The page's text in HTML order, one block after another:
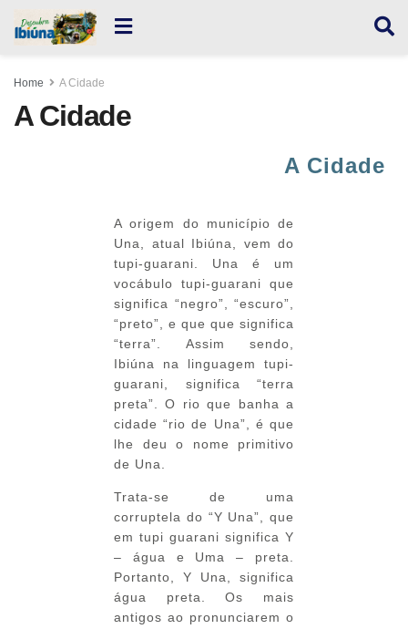
Home A Cidade
A Cidade
A Cidade
A origem do município de
Una, atual Ibiúna, vem do
tupi-guarani. Una é um
vocábulo tupi-guarani que
significa “negro”, “escuro”,
“preto”, e que que significa
“terra”. Assim sendo,
Ibiúna na linguagem tupi-
guarani, significa “terra
preta”. O rio que banha a
cidade “rio de Una”, é que
lhe deu o nome primitivo
de Una.
Trata-se de uma
corruptela do “Y Una”, que
em tupi guarani significa Y
– água e Uma – preta.
Portanto, Y Una, significa
água preta. Os mais
antigos ao pronunciarem o